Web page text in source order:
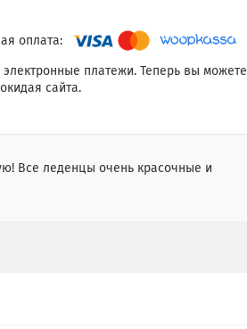
платежи. Теперь вы можете
сайта.
Все леденцы очень красочные и